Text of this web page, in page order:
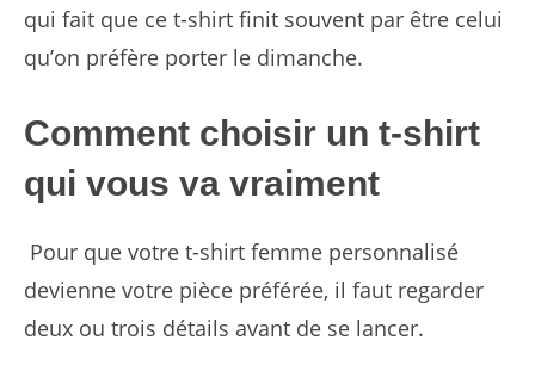
qui fait que ce t-shirt finit souvent par être celui
qu’on préfère porter le dimanche.
Comment choisir un t-shirt
qui vous va vraiment
Pour que votre t-shirt femme personnalisé
devienne votre pièce préférée, il faut regarder
deux ou trois détails avant de se lancer.